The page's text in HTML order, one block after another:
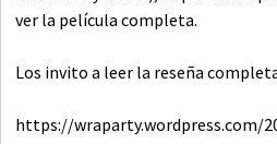
ver la película completa.
Los invito a leer la reseña
https://wraparty.wordpress.com/